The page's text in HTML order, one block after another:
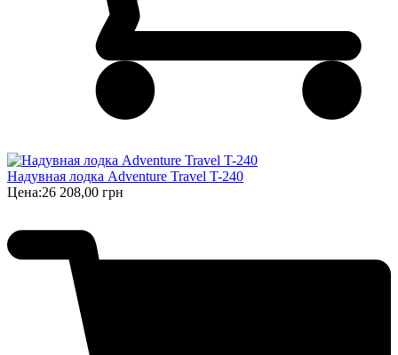
Надувная лодка Adventure Travel T-240
Цена:26 208,00 грн